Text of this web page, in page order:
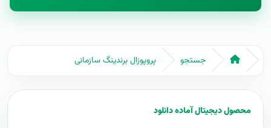
جستجو پروپوزال برندینگ سازمانی
محصول دیجیتال آماده دانلود